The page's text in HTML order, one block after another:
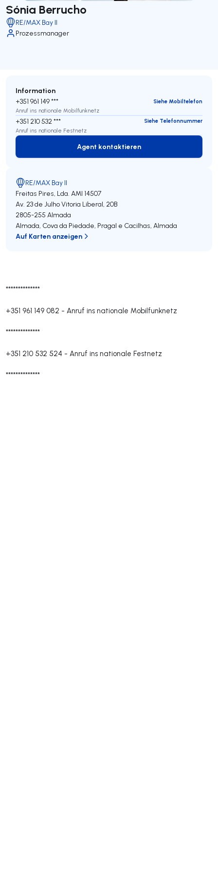
Sónia Berrucho
RE/MAX Bay II
Prozessmanager
**************
+351 961 149 082 - Anruf ins nationale Mobilfunknetz
**************
+351 210 532 524 - Anruf ins nationale Festnetz
**************
Information
+351 961 149 ***
Siehe Mobiltelefon
Anruf ins nationale Mobilfunknetz
+351 210 532 ***
Siehe Telefonnummer
Anruf ins nationale Festnetz
Agent kontaktieren
Agent kontaktieren
RE/MAX Bay II
Freitas Pires, Lda. AMI 14507
Av. 23 de Julho Vitoria Liberal, 20B
2805-255 Almada
Almada, Cova da Piedade, Pragal e Cacilhas, Almada
Auf Karten anzeigen